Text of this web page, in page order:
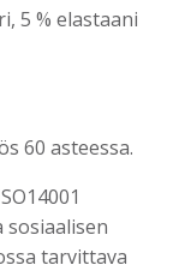
5 % elastaani
60 asteessa.
tarvittava